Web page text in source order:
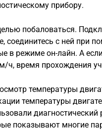
прибору.
побаловаться.
соединитесь с ней при
в режиме он-лайн. А
ч, время прохождения
температуры
температуры
показывают многие